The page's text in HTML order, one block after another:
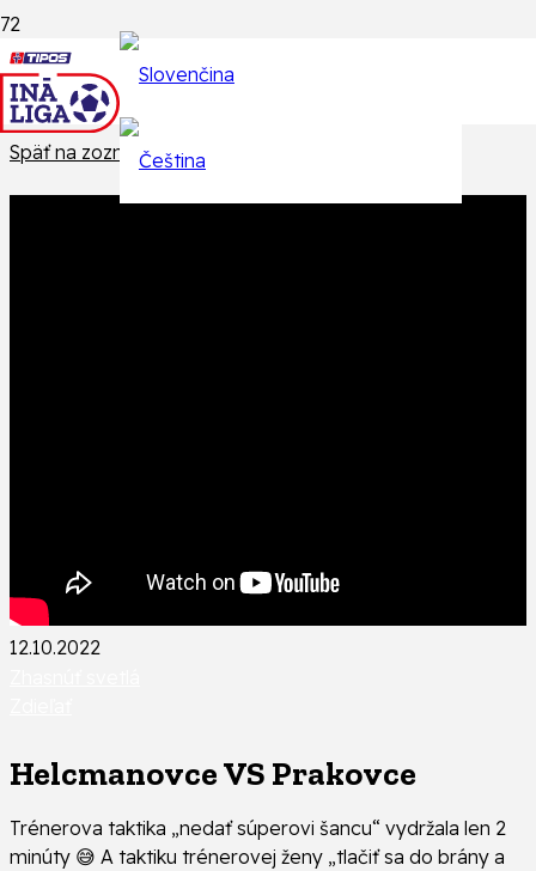
Epizódy
Späť na zoznam epizód
12.10.2022
Helcmanovce VS Prakovce
Trénerova taktika „nedať súperovi šancu“ vydržala len 2
minúty 😅 A taktiku trénerovej ženy „tlačiť sa do brány a